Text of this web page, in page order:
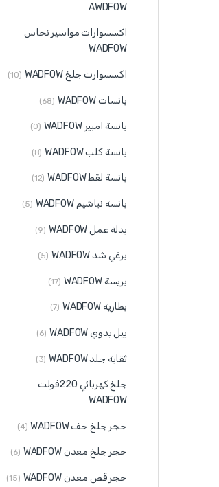
AWDFOW
اكسسوارات مواسير نحاس
WADFOW
اكسسوارت جلخ WADFOW (10)
بانسات WADFOW (68)
بانسة امبير WADFOW (0)
بانسة كلب WADFOW (8)
بانسة لقط WADFOW (12)
بانسة نباشيم WADFOW (5)
بدلة عمل WADFOW (9)
برغي شد WADFOW (5)
بريسة WADFOW (17)
بطارية WADFOW (7)
بيل يدوي WADFOW (6)
ثقابة جلد WADFOW (3)
جلخ كهربائي 220فولت
WADFOW
حجر جلخ حف WADFOW (4)
حجر جلخ معدن WADFOW (6)
حجر قص معدن WADFOW (15)